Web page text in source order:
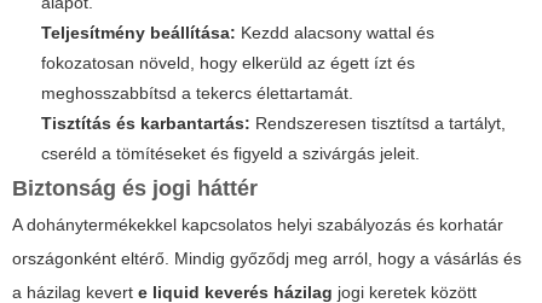
Teljesítmény beállítása: Kezdd alacsony wattal és
fokozatosan növeld, hogy elkerüld az égett ízt és
meghosszabbítsd a tekercs élettartamát.
Tisztítás és karbantartás: Rendszeresen tisztítsd a tartályt,
cseréld a tömítéseket és figyeld a szivárgás jeleit.
Biztonság és jogi háttér
A dohánytermékekkel kapcsolatos helyi szabályozás és korhatár
országonként eltérő. Mindig győződj meg arról, hogy a vásárlás és
a házilag kevert e liquid keverés házilag jogi keretek között